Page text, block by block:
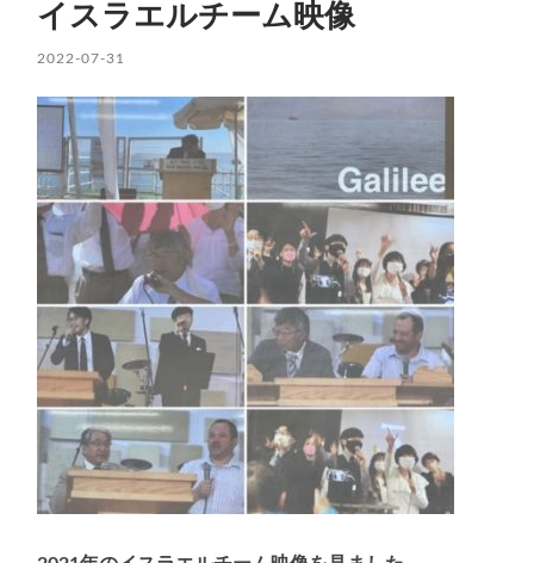
イスラエルチーム映像
2022-07-31